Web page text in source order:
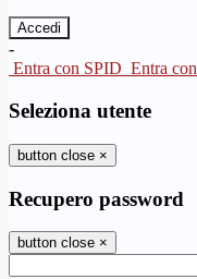
-
Entra con SPID Entra
Seleziona utente
button close ×
Recupero password
button close ×